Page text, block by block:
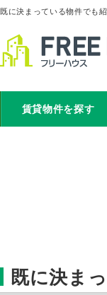
既に決まっている物件でも
賃貸物件を探す
既に決ま